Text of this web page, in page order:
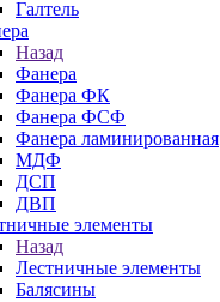
Галтель
Назад
Фанера
Фанера ФК
Фанера ФСФ
Фанера ламинированная
МДФ
ДСП
ДВП
элементы
Назад
Лестничные элементы
Балясины